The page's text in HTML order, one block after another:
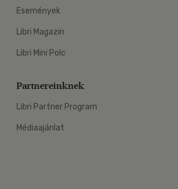
Események
Libri Magazin
Libri Mini Polc
Partnereinknek
Libri Partner Program
Médiaajánlat